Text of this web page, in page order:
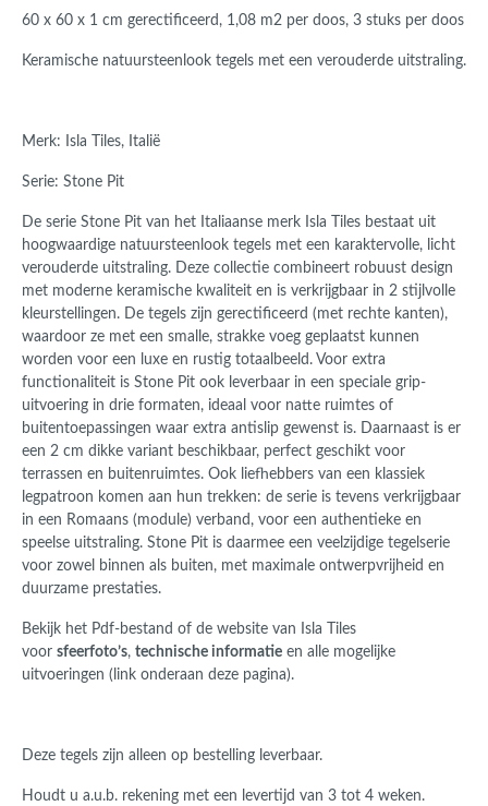
60 x 60 x 1 cm gerectificeerd, 1,08 m2 per doos, 3 stuks per doos
Keramische natuursteenlook tegels met een verouderde uitstraling.
Merk: Isla Tiles, Italië
Serie: Stone Pit
De serie Stone Pit van het Italiaanse merk Isla Tiles bestaat uit
hoogwaardige natuursteenlook tegels met een karaktervolle, licht
verouderde uitstraling. Deze collectie combineert robuust design
met moderne keramische kwaliteit en is verkrijgbaar in 2 stijlvolle
kleurstellingen. De tegels zijn gerectificeerd (met rechte kanten),
waardoor ze met een smalle, strakke voeg geplaatst kunnen
worden voor een luxe en rustig totaalbeeld. Voor extra
functionaliteit is Stone Pit ook leverbaar in een speciale grip-
uitvoering in drie formaten, ideaal voor natte ruimtes of
buitentoepassingen waar extra antislip gewenst is. Daarnaast is er
een 2 cm dikke variant beschikbaar, perfect geschikt voor
terrassen en buitenruimtes. Ook liefhebbers van een klassiek
legpatroon komen aan hun trekken: de serie is tevens verkrijgbaar
in een Romaans (module) verband, voor een authentieke en
speelse uitstraling. Stone Pit is daarmee een veelzijdige tegelserie
voor zowel binnen als buiten, met maximale ontwerpvrijheid en
duurzame prestaties.
Bekijk het Pdf-bestand of de website van Isla Tiles
voor sfeerfoto’s, technische informatie en alle mogelijke
uitvoeringen (link onderaan deze pagina).
Deze tegels zijn alleen op bestelling leverbaar.
Houdt u a.u.b. rekening met een levertijd van 3 tot 4 weken.